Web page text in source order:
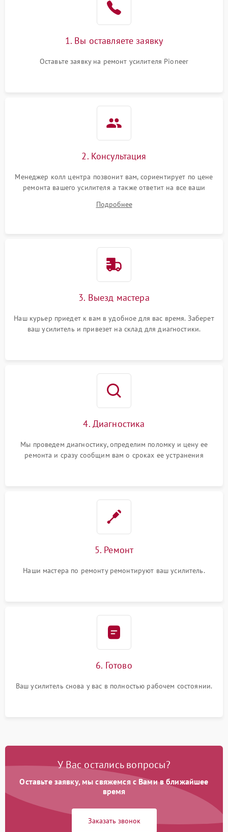
1. Вы оставляете заявку
Оставьте заявку на ремонт усилителя Pioneer
2. Консультация
Менеджер колл центра позвонит вам, сориентирует по цене
ремонта вашего усилителя а также ответит на все ваши
Подробнее
3. Выезд мастера
Наш курьер приедет к вам в удобное для вас время. Заберет
ваш усилитель и привезет на склад для диагностики.
4. Диагностика
Мы проведем диагностику, определим поломку и цену ее
ремонта и сразу сообщим вам о сроках ее устранения
5. Ремонт
Наши мастера по ремонту ремонтируют ваш усилитель.
6. Готово
Ваш усилитель снова у вас в полностью рабочем состоянии.
У Вас остались вопросы?
Оставьте заявку, мы свяжемся с Вами в ближайшее
время
Заказать звонок